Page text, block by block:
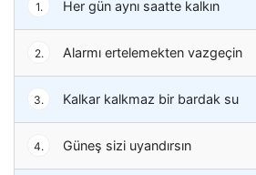
1. Her gün aynı saatte kalkın
2. Alarmı ertelemekten vazgeçin
3. Kalkar kalkmaz bir bardak su
4. Güneş sizi uyandırsın